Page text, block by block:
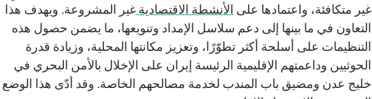
غير متكافئة، واعتمادها على الأنشطة الاقتصادية غير المشروعة. ويهدف هذا
التعاون في ما بينها إلى دعم سلاسل الإمداد وتنويعها، ما يضمن حصول هذه
التنظيمات على أسلحة أكثر تطوّرًا، وتعزيز مكانتها المحلية، وزيادة قدرة
الحوثيين وداعمتهم الإقليمية الرئيسة إيران على الإخلال بالأمن البحري في
خليج عدن ومضيق باب المندب لخدمة مصالحهم الخاصة. وقد أدّى هذا الوضع